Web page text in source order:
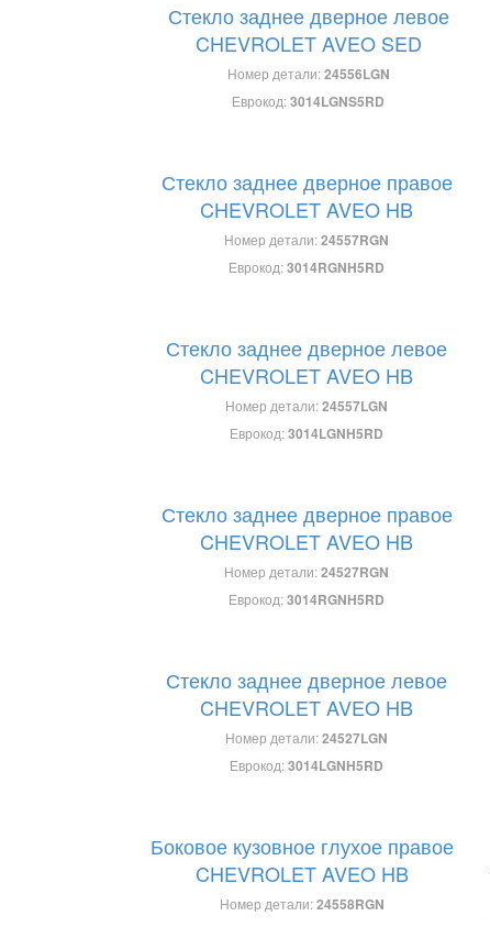
Стекло заднее дверное левое
CHEVROLET AVEO SED
Номер детали:24556LGN
Еврокод:3014LGNS5RD
Стекло заднее дверное правое
CHEVROLET AVEO HB
Номер детали:24557RGN
Еврокод:3014RGNH5RD
Стекло заднее дверное левое
CHEVROLET AVEO HB
Номер детали:24557LGN
Еврокод:3014LGNH5RD
Стекло заднее дверное правое
CHEVROLET AVEO HB
Номер детали:24527RGN
Еврокод:3014RGNH5RD
Стекло заднее дверное левое
CHEVROLET AVEO HB
Номер детали:24527LGN
Еврокод:3014LGNH5RD
Боковое кузовное глухое правое
CHEVROLET AVEO HB
Номер детали:24558RGN